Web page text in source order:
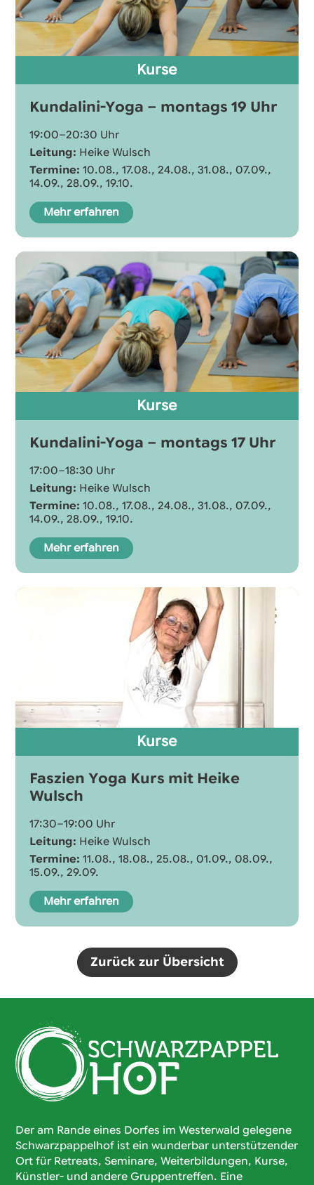
Kurse
Kundalini-Yoga – montags 19 Uhr
19:00–20:30 Uhr
Leitung: Heike Wulsch
Termine: 10.08., 17.08., 24.08., 31.08., 07.09.,
14.09., 28.09., 19.10.
Mehr erfahren
Kurse
Kundalini-Yoga – montags 17 Uhr
17:00–18:30 Uhr
Leitung: Heike Wulsch
Termine: 10.08., 17.08., 24.08., 31.08., 07.09.,
14.09., 28.09., 19.10.
Mehr erfahren
Kurse
Faszien Yoga Kurs mit Heike
Wulsch
17:30–19:00 Uhr
Leitung: Heike Wulsch
Termine: 11.08., 18.08., 25.08., 01.09., 08.09.,
15.09., 29.09.
Mehr erfahren
Zurück zur Übersicht
Der am Rande eines Dorfes im Westerwald gelegene
Schwarzpappelhof ist ein wunderbar unterstützender
Ort für Retreats, Seminare, Weiterbildungen, Kurse,
Künstler- und andere Gruppentreffen. Eine